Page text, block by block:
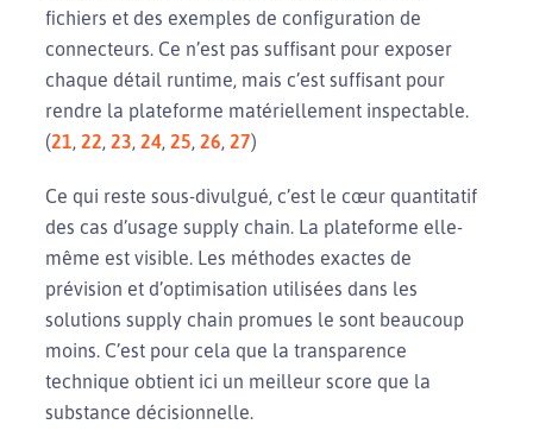
fichiers et des exemples de configuration de
connecteurs. Ce n’est pas suffisant pour exposer
chaque détail runtime, mais c’est suffisant pour
rendre la plateforme matériellement inspectable.
(21, 22, 23, 24, 25, 26, 27)
Ce qui reste sous-divulgué, c’est le cœur quantitatif
des cas d’usage supply chain. La plateforme elle-
même est visible. Les méthodes exactes de
prévision et d’optimisation utilisées dans les
solutions supply chain promues le sont beaucoup
moins. C’est pour cela que la transparence
technique obtient ici un meilleur score que la
substance décisionnelle.